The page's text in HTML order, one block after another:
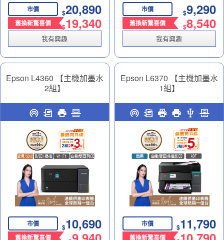
市價 $20,890
舊換新驚喜價 $19,340
我有興趣
市價 $9,290
舊換新驚喜價 $8,540
我有興趣
Epson L4360 【主機加墨水
2組】
列印 智慧遙控連續供墨印表
機｜精省列印好夥伴
市價 $10,690
舊換新驚喜價
Epson L6370 【主機加墨水
1組】
續供墨印表機｜商務多工神
助力
市價 $11,790
舊換新驚喜價